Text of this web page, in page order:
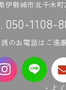
伊勢崎市北千木町
050-1108-
のお電話はご遠慮